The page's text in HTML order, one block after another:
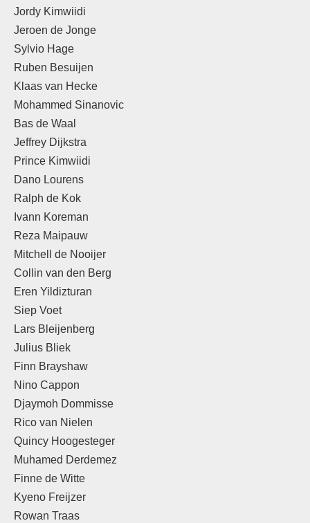
Jordy Kimwiidi
Jeroen de Jonge
Sylvio Hage
Ruben Besuijen
Klaas van Hecke
Mohammed Sinanovic
Bas de Waal
Jeffrey Dijkstra
Prince Kimwiidi
Dano Lourens
Ralph de Kok
Ivann Koreman
Reza Maipauw
Mitchell de Nooijer
Collin van den Berg
Eren Yildizturan
Siep Voet
Lars Bleijenberg
Julius Bliek
Finn Brayshaw
Nino Cappon
Djaymoh Dommisse
Rico van Nielen
Quincy Hoogesteger
Muhamed Derdemez
Finne de Witte
Kyeno Freijzer
Rowan Traas